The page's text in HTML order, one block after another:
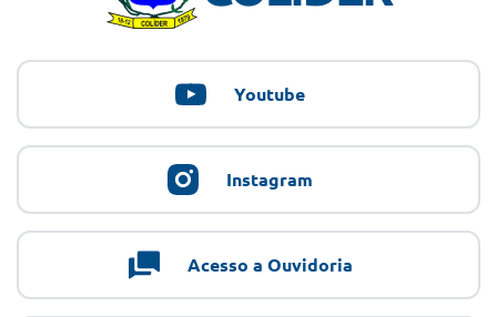
[Alt+4]
Youtube
Instagram
Acesso a Ouvidoria